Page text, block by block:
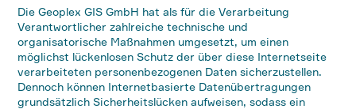
Die Geoplex GIS GmbH hat als für die Verarbeitung
Verantwortlicher zahlreiche technische und
organisatorische Maßnahmen umgesetzt, um einen
möglichst lückenlosen Schutz der über diese Internetseite
verarbeiteten personenbezogenen Daten sicherzustellen.
Dennoch können Internetbasierte Datenübertragungen
grundsätzlich Sicherheitslücken aufweisen, sodass ein